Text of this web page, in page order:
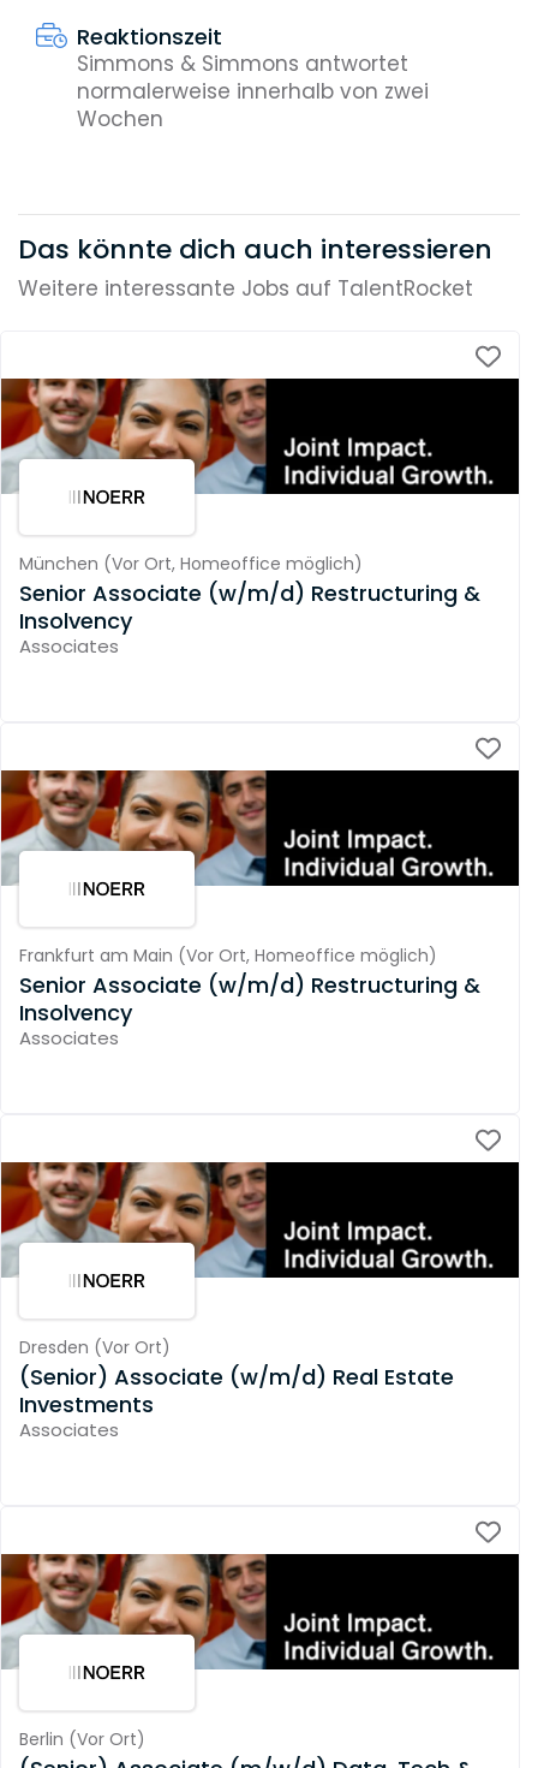
Reaktionszeit
Simmons & Simmons antwortet
normalerweise innerhalb von zwei
Wochen
Das könnte dich auch interessieren
Weitere interessante Jobs auf TalentRocket
München (Vor Ort, Homeoffice möglich)
Senior Associate (w/m/d) Restructuring &
Insolvency
Associates
Frankfurt am Main (Vor Ort, Homeoffice möglich)
Senior Associate (w/m/d) Restructuring &
Insolvency
Associates
Dresden (Vor Ort)
(Senior) Associate (w/m/d) Real Estate
Investments
Associates
Berlin (Vor Ort)